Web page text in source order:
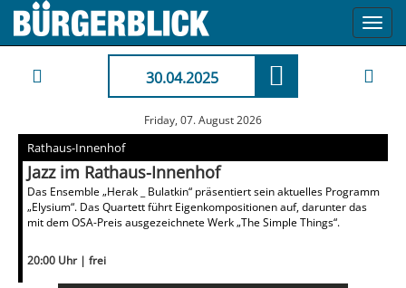
30.04.2025
Friday, 07. August 2026
Rathaus-Innenhof
Jazz im Rathaus-Innenhof
Das Ensemble „Herak _ Bulatkin“ präsentiert sein aktuelles Programm
„Elysium“. Das Quartett führt Eigenkompositionen auf, darunter das
mit dem OSA-Preis ausgezeichnete Werk „The Simple Things“.
20:00 Uhr | frei